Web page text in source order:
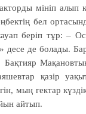
мініп алып
бел
беріп тұр: –
десе де болады.
Бақтияр
қазір
мың гектар
айтып.